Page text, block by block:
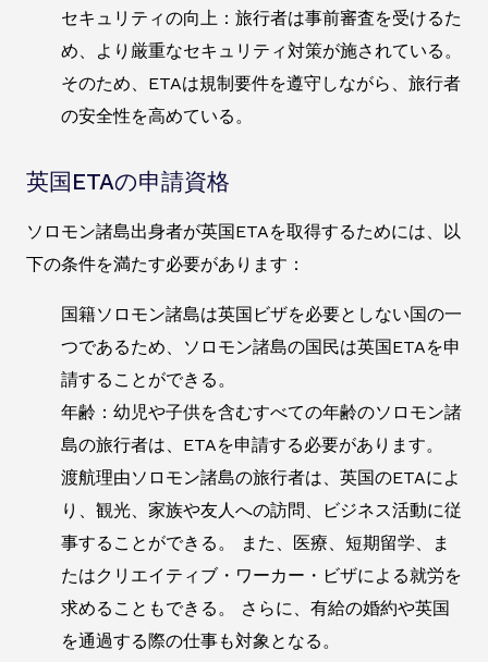
セキュリティの向上：旅行者は事前審査を受けるた
め、より厳重なセキュリティ対策が施されている。
そのため、ETAは規制要件を遵守しながら、旅行者
の安全性を高めている。
英国ETAの申請資格
ソロモン諸島出身者が英国ETAを取得するためには、以
下の条件を満たす必要があります：
国籍ソロモン諸島は英国ビザを必要としない国の一
つであるため、ソロモン諸島の国民は英国ETAを申
請することができる。
年齢：幼児や子供を含むすべての年齢のソロモン諸
島の旅行者は、ETAを申請する必要があります。
渡航理由ソロモン諸島の旅行者は、英国のETAによ
り、観光、家族や友人への訪問、ビジネス活動に従
事することができる。 また、医療、短期留学、ま
たはクリエイティブ・ワーカー・ビザによる就労を
求めることもできる。 さらに、有給の婚約や英国
を通過する際の仕事も対象となる。